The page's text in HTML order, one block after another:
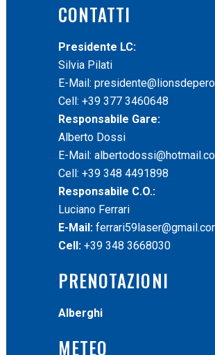
CONTATTI
Presidente LC:
Silvia Pilati
E-Mail:
Cell: +39 377 3460648
Responsabile Gare:
Alberto Dossi
E-Mail:
Cell: +39 348 4491898
Responsabile C.O.:
Luciano Ferrari
E-Mail:
Cell: +39 348 3668030
PRENOTAZIONI
Alberghi
METEO